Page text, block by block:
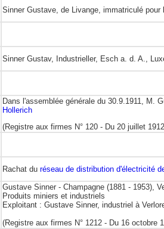
Sinner Gustave, de Livange, immatriculé pour
Sinner Gustav, Industrieller, Esch a. d. A.,
Dans l'assemblée générale du 30.9.1911, M.
Hollerich
(Registre aux firmes N° 120 - Du 20 juillet
Rachat du réseau de distribution d'électricité
Gustave Sinner - Champagne (1881 - 1953),
Produits miniers et industriels
Exploitant : Gustave Sinner, industriel à
(Registre aux firmes N° 1212 - Du 16 octobre